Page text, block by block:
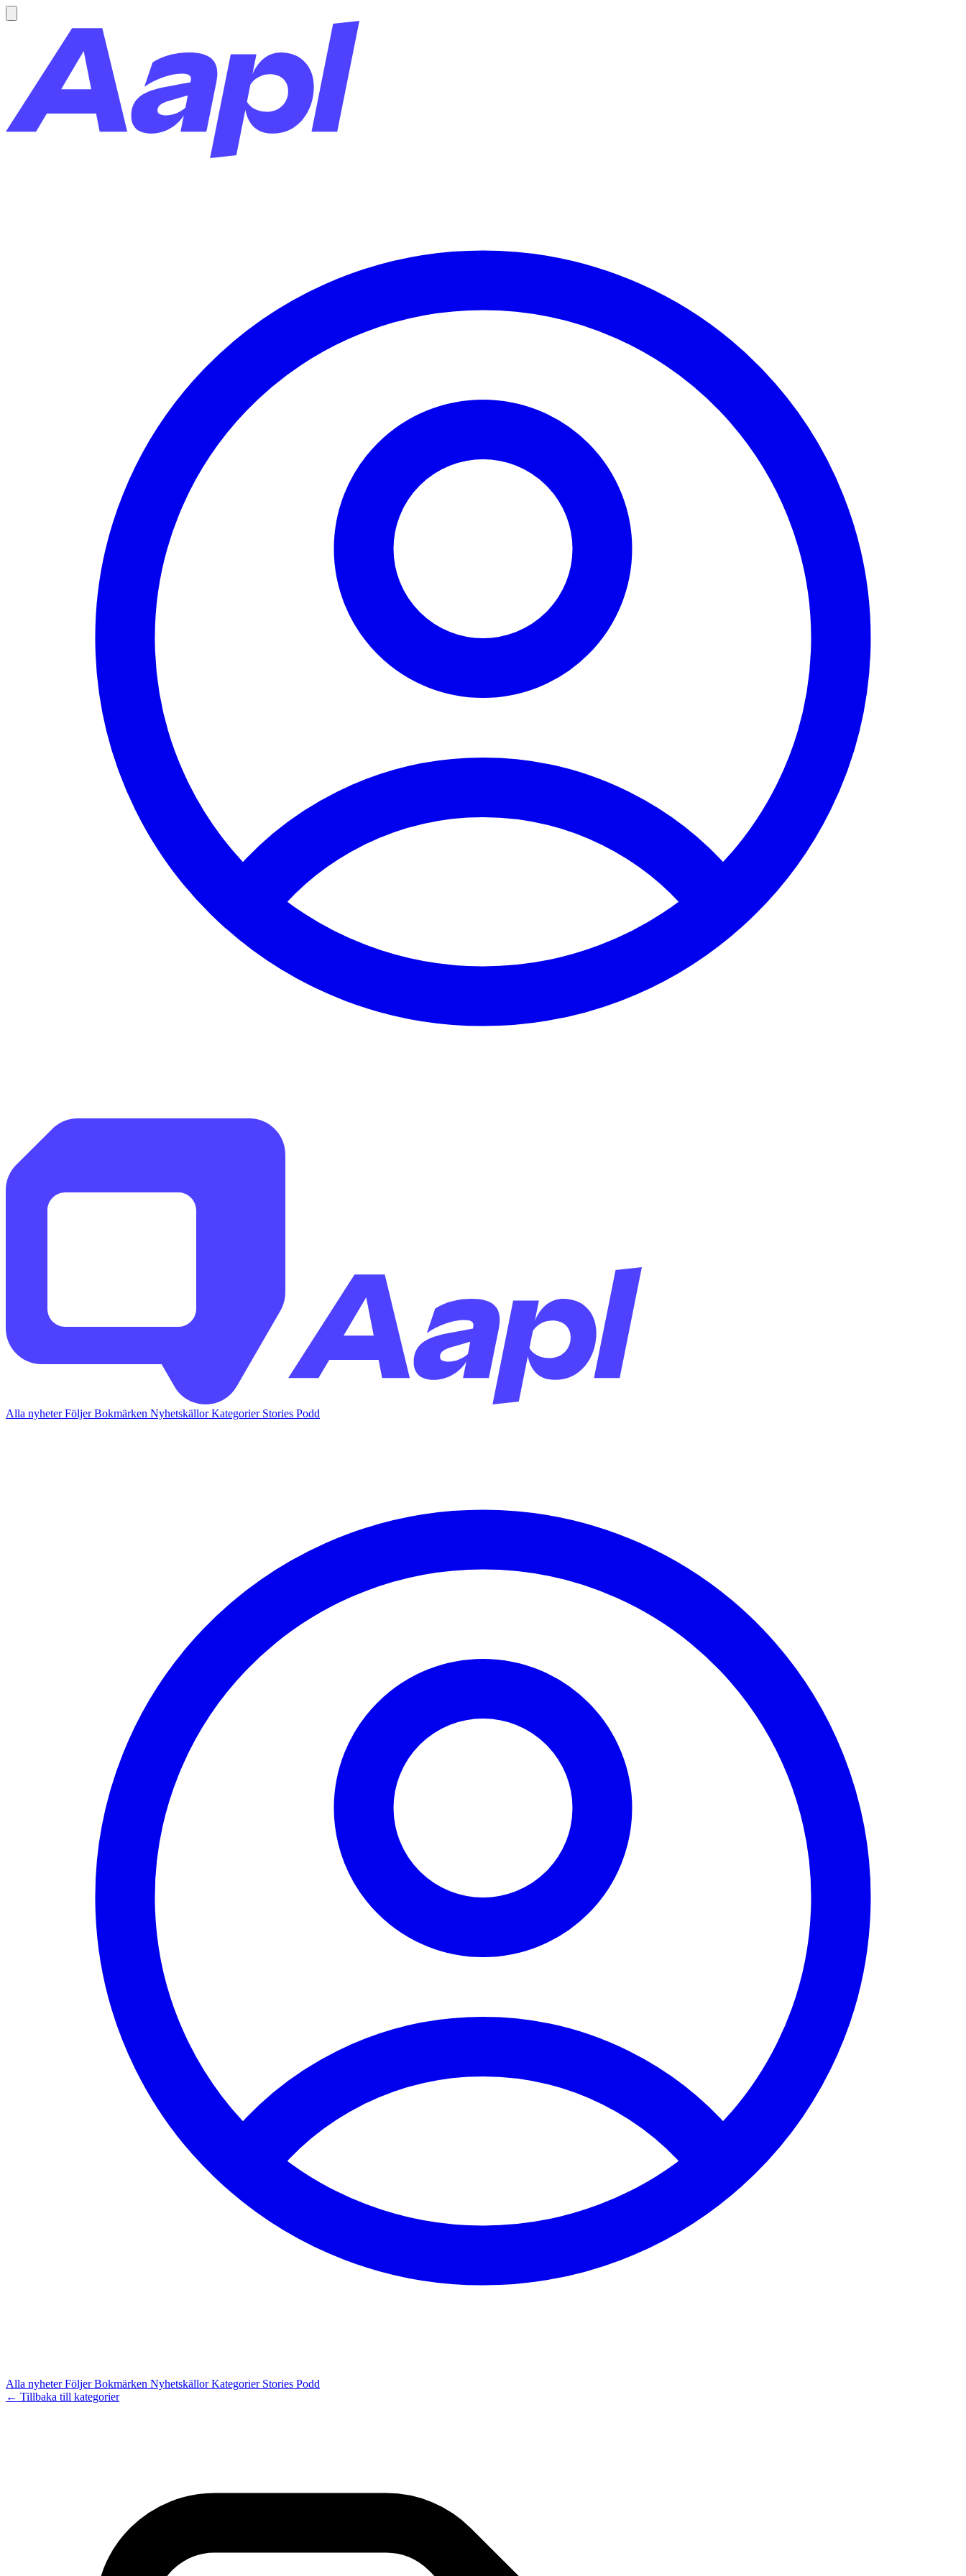
Alla nyheterFöljerBokmärken NyhetskällorKategorier Stories Podd
Alla nyheterFöljerBokmärken NyhetskällorKategorier Stories Podd
← Tillbaka till kategorier